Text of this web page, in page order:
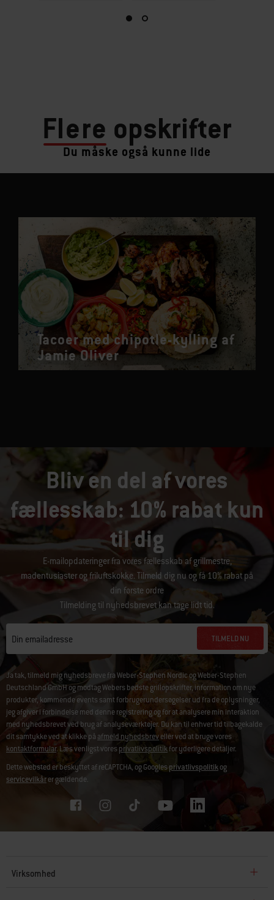
Flere opskrifter
Du måske også kunne lide
Tacoer med chipotle-kylling af
Jamie Oliver
Bliv en del af vores
fællesskab: 10% rabat kun
til dig
E-mailopdateringer fra vores fællesskab af grillmestre,
madentusiaster og friluftskokke. Tilmeld dig nu og få 10% rabat på
din første ordre
Tilmelding til nyhedsbrevet kan tage lidt tid.
Din emailadresse TILMELD NU
Ja tak, tilmeld mig nyhedsbreve fra Weber-Stephen Nordic og Weber-Stephen
Deutschland GmbH og modtag Webers bedste grillopskrifter, information om nye
produkter, kommende events samt forbrugerundersøgelser ud fra de oplysninger,
jeg afgiver i forbindelse med denne registrering og for at analysere min interaktion
med nyhedsbrevet ved brug af analyseværktøjer. Du kan til enhver tid tilbagekalde
dit samtykke ved at klikke på afmeld nyhedsbreveller ved at bruge vores
kontaktformular. Læs venligst voresprivatlivspolitikfor yderligere detaljer.
Dette websted er beskyttet af reCAPTCHA, og Googlesprivatlivspolitikog
servicevilkårer gældende.
Virksomhed